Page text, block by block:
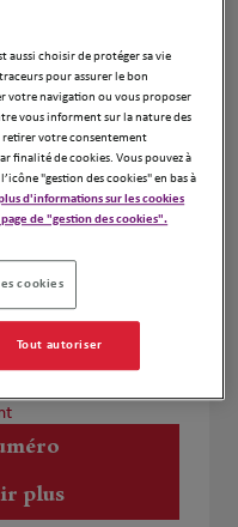
plus
France
plus
aussi choisir de protéger sa vie
pour assurer le bon
votre navigation ou vous proposer
vous informent sur la nature des
retirer votre consentement
finalité de cookies. Vous pouvez à
"gestion des cookies" en bas à
d'informations sur les cookies
de "gestion des cookies".
cookies
Tout autoriser